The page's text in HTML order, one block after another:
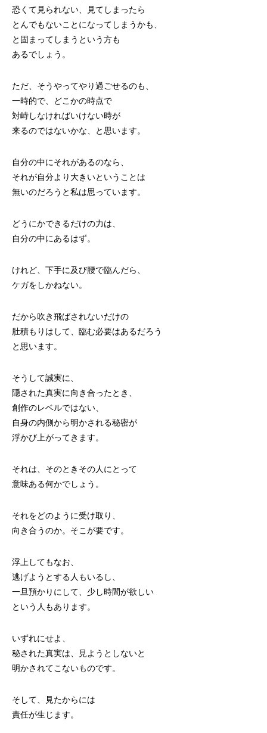
恐くて見られない、見てしまったら
とんでもないことになってしまうかも、
と固まってしまうという方も
あるでしょう。
ただ、そうやってやり過ごせるのも、
一時的で、どこかの時点で
対峙しなければいけない時が
来るのではないかな、と思います。
自分の中にそれがあるのなら、
それが自分より大きいということは
無いのだろうと私は思っています。
どうにかできるだけの力は、
自分の中にあるはず。
けれど、下手に及び腰で臨んだら、
ケガをしかねない。
だから吹き飛ばされないだけの
肚積もりはして、臨む必要はあるだろう
と思います。
そうして誠実に、
隠された真実に向き合ったとき、
創作のレベルではない、
自身の内側から明かされる秘密が
浮かび上がってきます。
それは、そのときその人にとって
意味ある何かでしょう。
それをどのように受け取り、
向き合うのか。そこが要です。
浮上してもなお、
逃げようとする人もいるし、
一旦預かりにして、少し時間が欲しい
という人もあります。
いずれにせよ、
秘された真実は、見ようとしないと
明かされてこないものです。
そして、見たからには
責任が生じます。